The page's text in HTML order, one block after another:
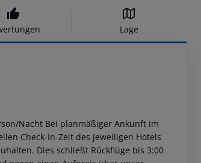
Lage
Nacht Bei planmäßiger Ankunft im
Check-In-Zeit des jeweiligen Hotels
Dies schließt Rückflüge bis 3:00